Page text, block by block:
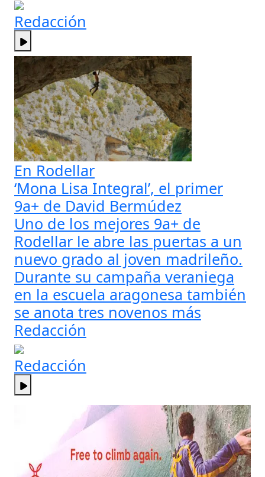
Redacción
En Rodellar
‘Mona Lisa Integral’, el primer
9a+ de David Bermúdez
Uno de los mejores 9a+ de
Rodellar le abre las puertas a un
nuevo grado al joven madrileño.
Durante su campaña veraniega
en la escuela aragonesa también
se anota tres novenos más
Redacción
Redacción